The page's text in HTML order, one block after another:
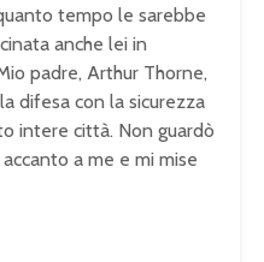
tempo le sarebbe
anche lei in
padre, Arthur Thorne,
difesa con la sicurezza
intere città. Non guardò
a me e mi mise